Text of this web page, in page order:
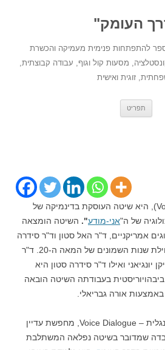
העומק"
להתפתחות פנימית מעמיקה והכשרת
מסעות קול וגוף, עבודה קבוצתית,
זוגית ואישית
תפריט
וויס דיאלוג (Voice Dialogue), היא שיטה העוסקת בדינמיקה של
של ה"אני-מודע". השיטה הומצאה
אמריקניים, ד"ר האל סטון וד"ר סידרה
סטון בסוף שנות ה-70 ותחילת שנות השמונים של המאה ה-20. ד"ר
יונגיאני ואילו ד"ר סידרה סטון היא
בעבודתה השיטה הובאה
אורה גבריאלי.
ווייס דיאלוג, בתרגומה מאנגלית – Voice Dialogue, מחפשת עדיין
שמדובר בשיטה נפלאה המשתלבת